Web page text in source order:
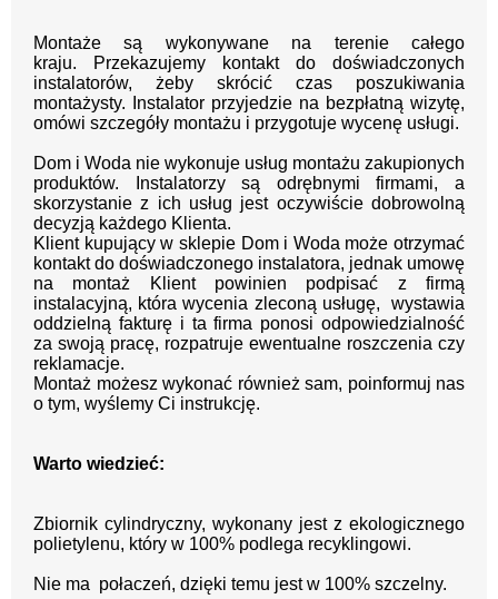
Montaże są wykonywane na terenie całego
kraju.
Przekazujemy kontakt do doświadczonych
instalatorów, żeby skrócić czas poszukiwania
montażysty.
Instalator przyjedzie na bezpłatną wizytę,
omówi szczegóły montażu i przygotuje wycenę usługi.
Dom i Woda nie wykonuje usług montażu zakupionych
produktów. Instalatorzy są odrębnymi firmami, a
skorzystanie z ich usług jest oczywiście dobrowolną
decyzją każdego Klienta.
Klient kupujący w sklepie Dom i Woda może otrzymać
kontakt do doświadczonego instalatora, jednak umowę
na montaż Klient powinien podpisać z firmą
instalacyjną, która wycenia zleconą usługę, wystawia
oddzielną fakturę i ta firma ponosi odpowiedzialność
za swoją pracę, rozpatruje ewentualne roszczenia czy
reklamacje.
Montaż możesz wykonać również sam, poinformuj nas
o tym, wyślemy Ci instrukcję.
Warto wiedzieć:
Zbiornik cylindryczny, wykonany jest z ekologicznego
polietylenu, który w 100% podlega recyklingowi.
Nie ma połaczeń, dzięki temu jest w 100% szczelny.